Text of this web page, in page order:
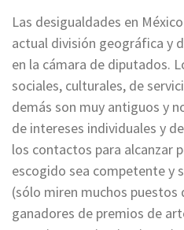
Las desigualdades en
actual división geográfica y
en la cámara de diputados.
sociales, culturales, de
demás son muy antiguos y
de intereses individuales y
los contactos para alcanzar
escogido sea competente y
(sólo miren muchos puestos
ganadores de premios de